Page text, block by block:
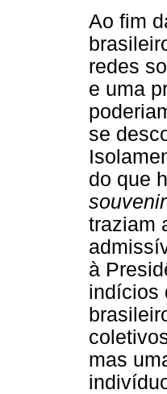
Ao fim
redes
e uma
se
do que
souvenir
traziam
à
indícios
mas